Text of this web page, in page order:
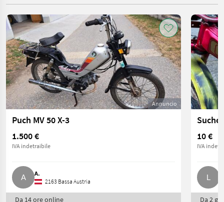
Annuncio
Puch MV 50 X-3
1.500 €
IVA indetraibile
A.
2163 Bassa Austria
Da 14 ore online
Suche
10 €
IVA
Da 2